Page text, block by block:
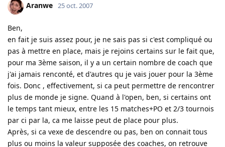
Aranwe 25 oct. 2007
Ben,
en fait je suis assez pour, je ne sais pas si c'est compliqué ou
pas à mettre en place, mais je rejoins certains sur le fait que,
pour ma 3ème saison, il y a un certain nombre de coach que
j'ai jamais renconté, et d'autres qu je vais jouer pour la 3ème
fois. Donc , effectivement, si ca peut permettre de rencontrer
plus de monde je signe. Quand à l'open, ben, si certains ont
le temps tant mieux, entre les 15 matches+PO et 2/3 tournois
par ci par la, ca me laisse peut de place pour plus.
Après, si ca vexe de descendre ou pas, ben on connait tous
plus ou moins la valeur supposée des coaches, on retrouve